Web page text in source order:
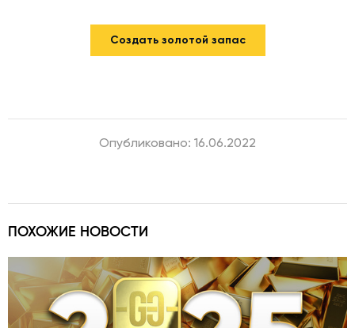
Создать золотой запас
Опубликовано: 16.06.2022
ПОХОЖИЕ НОВОСТИ